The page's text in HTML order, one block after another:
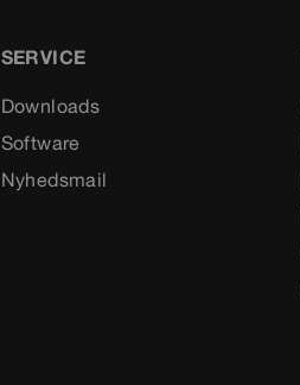
SERVICE
Downloads
Software
Nyhedsmail